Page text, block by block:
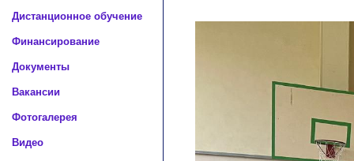
Дистанционное обучение
Финансирование
Документы
Вакансии
Фотогалерея
Видео